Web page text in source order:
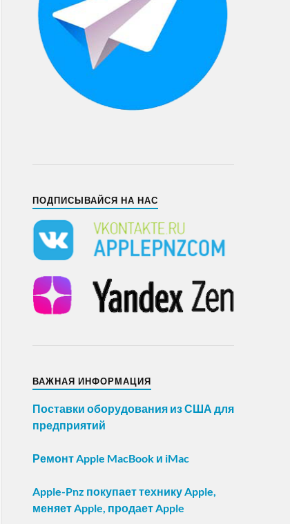
ПОДПИСЫВАЙСЯ НА НАС
ВАЖНАЯ ИНФОРМАЦИЯ
Поставки оборудования из США для
предприятий
Ремонт Apple MacBook и iMac
Apple-Pnz покупает технику Apple,
меняет Apple, продает Apple